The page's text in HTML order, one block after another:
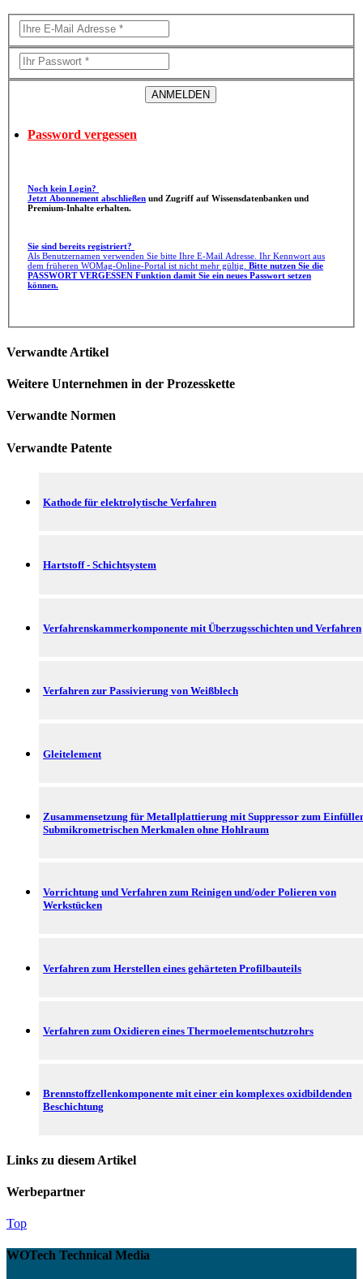
Password vergessen
Noch kein Login?
Jetzt Abonnement abschließen
Premium-Inhalte erhalten.
Sie sind bereits registriert?
Als Benutzernamen verwenden Sie bitte Ihre E-Mail Adresse. Ihr Kennwort aus
dem früheren WOMag-Online-Portal ist nicht mehr gültig. Bitte nutzen Sie die
PASSWORT VERGESSEN Funktion damit Sie ein neues Passwort setzen
können.
Verwandte Artikel
Weitere Unternehmen in der Prozesskette
Verwandte Normen
Verwandte Patente
Kathode für elektrolytische Verfahren
Hartstoff - Schichtsystem
Verfahrenskammerkomponente mit Überzugsschichten und Verfahren
Verfahren zur Passivierung von Weißblech
Gleitelement
Zusammensetzung für Metallplattierung mit Suppressor zum
Submikrometrischen Merkmalen ohne Hohlraum
Vorrichtung und Verfahren zum Reinigen und/oder Polieren von
Werkstücken
Verfahren zum Herstellen eines gehärteten Profilbauteils
Verfahren zum Oxidieren eines Thermoelementschutzrohrs
Brennstoffzellenkomponente mit einer ein komplexes oxidbildenden
Beschichtung
Links zu diesem Artikel
Werbepartner
Top
WOTech Technical Media